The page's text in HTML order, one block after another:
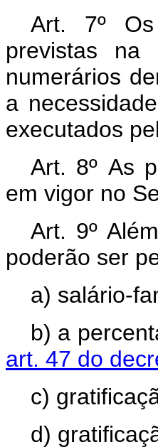
Art. 7º
previstas na
numerários
a
executados
Art. 8º As
em vigor no
Art. 9º
poderão ser
a) salário-
b) a
art. 47 do
c)
d)